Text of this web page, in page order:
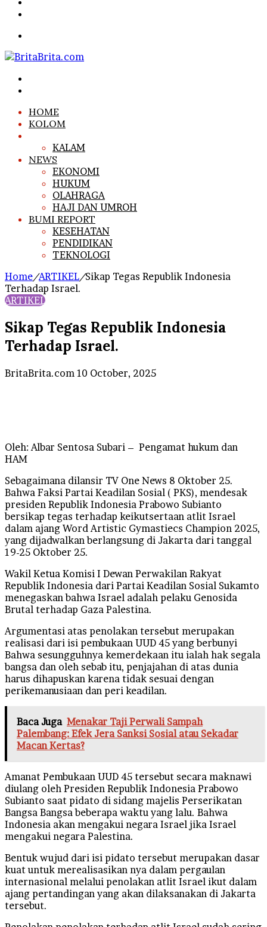
HOME
KOLOM
KALAM
NEWS
EKONOMI
HUKUM
OLAHRAGA
HAJI DAN UMROH
BUMI REPORT
KESEHATAN
PENDIDIKAN
TEKNOLOGI
Home/ARTIKEL/Sikap Tegas Republik Indonesia
Terhadap Israel.
ARTIKEL
Sikap Tegas Republik Indonesia
Terhadap Israel.
BritaBrita.com Send
10 October, 2025
Oleh: Albar Sentosa Subari – Pengamat hukum dan
HAM
Sebagaimana dilansir TV One News 8 Oktober 25.
Bahwa Faksi Partai Keadilan Sosial ( PKS), mendesak
presiden Republik Indonesia Prabowo Subianto
bersikap tegas terhadap keikutsertaan atlit Israel
dalam ajang Word Artistic Gymastiecs Champion 2025,
yang dijadwalkan berlangsung di Jakarta dari tanggal
19-25 Oktober 25.
Wakil Ketua Komisi I Dewan Perwakilan Rakyat
Republik Indonesia dari Partai Keadilan Sosial Sukamto
menegaskan bahwa Israel adalah pelaku Genosida
Brutal terhadap Gaza Palestina.
Argumentasi atas penolakan tersebut merupakan
realisasi dari isi pembukaan UUD 45 yang berbunyi
Bahwa sesungguhnya kemerdekaan itu ialah hak segala
bangsa dan oleh sebab itu, penjajahan di atas dunia
harus dihapuskan karena tidak sesuai dengan
perikemanusiaan dan peri keadilan.
Baca Juga Menakar Taji Perwali Sampah
Palembang: Efek Jera Sanksi Sosial atau Sekadar
Macan Kertas?
Amanat Pembukaan UUD 45 tersebut secara maknawi
diulang oleh Presiden Republik Indonesia Prabowo
Subianto saat pidato di sidang majelis Perserikatan
Bangsa Bangsa beberapa waktu yang lalu. Bahwa
Indonesia akan mengakui negara Israel jika Israel
mengakui negara Palestina.
Bentuk wujud dari isi pidato tersebut merupakan dasar
kuat untuk merealisasikan nya dalam pergaulan
internasional melalui penolakan atlit Israel ikut dalam
ajang pertandingan yang akan dilaksanakan di Jakarta
tersebut.